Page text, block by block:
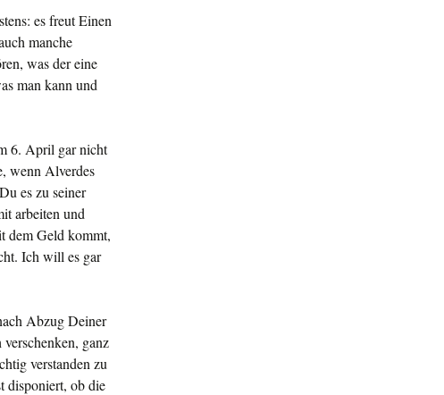
es freut Einen
manche
was der eine
man kann und
6. April gar nicht
wenn Alverdes
es zu seiner
arbeiten und
dem Geld kommt,
Ich will es gar
Abzug Deiner
ganz
verstanden zu
dispo­niert, ob die